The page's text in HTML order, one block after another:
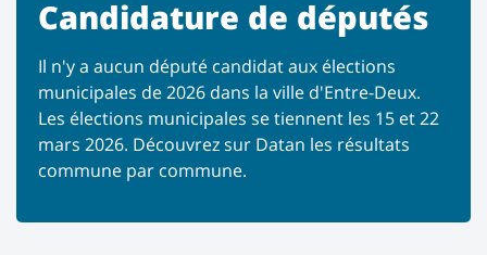
Candidature de députés
Il n'y a aucun député candidat aux élections
municipales de 2026 dans la ville d'Entre-Deux.
Les élections municipales se tiennent les 15 et 22
mars 2026. Découvrez sur Datan les résultats
commune par commune.